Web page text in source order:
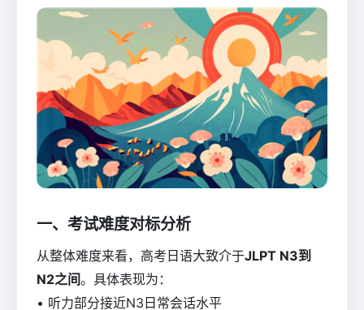
一、考试难度对标分析
从整体难度来看，高考日语大致介于JLPT N3到
N2之间。具体表现为：
• 听力部分接近N3日常会话水平